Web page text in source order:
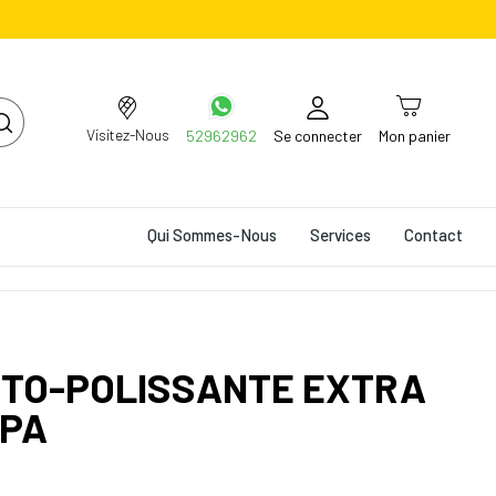
Visitez-Nous 52962962 Se connecter Mon panier
Qui Sommes-Nous Services Contact
POLISSANTE EXTRA